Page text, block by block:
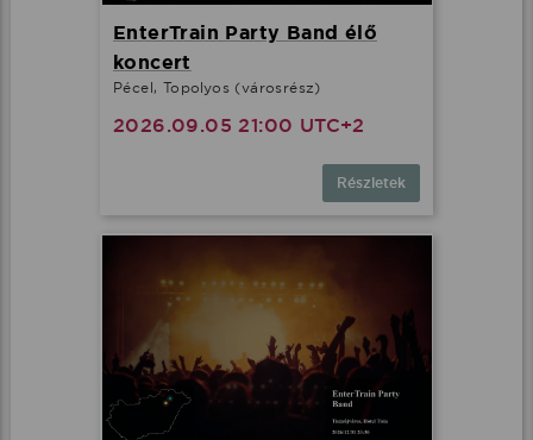
EnterTrain Party Band élő
koncert
Pécel, Topolyos (városrész)
2026.09.05 21:00 UTC+2
Részletek